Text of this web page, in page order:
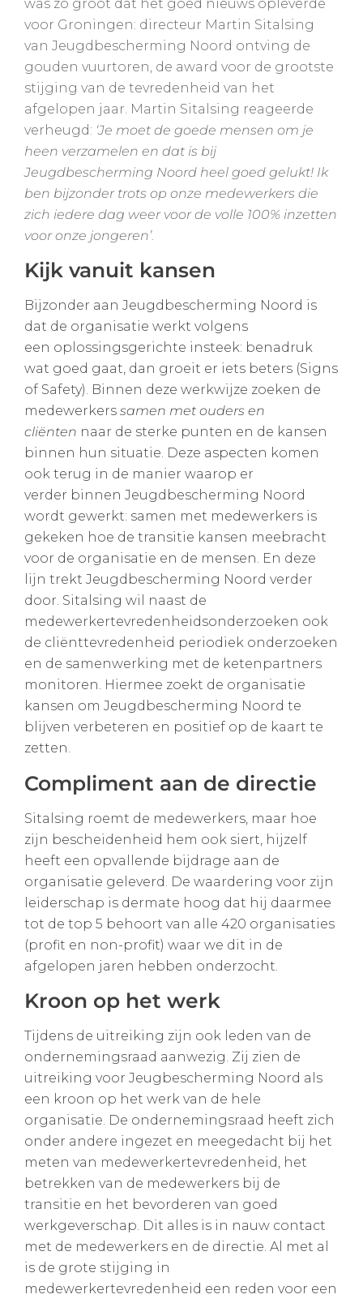
was zo groot dat het goed nieuws opleverde
voor Groningen: directeur Martin Sitalsing
van Jeugdbescherming Noord ontving de
gouden vuurtoren, de award voor de grootste
stijging van de tevredenheid van het
afgelopen jaar. Martin Sitalsing reageerde
verheugd: ‘Je moet de goede mensen om je
heen verzamelen en dat is bij
Jeugdbescherming Noord heel goed gelukt! Ik
ben bijzonder trots op onze medewerkers die
zich iedere dag weer voor de volle 100% inzetten
voor onze jongeren’.
Kijk vanuit kansen
Bijzonder aan Jeugdbescherming Noord is
dat de organisatie werkt volgens
een oplossingsgerichte insteek: benadruk
wat goed gaat, dan groeit er iets beters (Signs
of Safety). Binnen deze werkwijze zoeken de
medewerkers samen met ouders en
cliënten naar de sterke punten en de kansen
binnen hun situatie. Deze aspecten komen
ook terug in de manier waarop er
verder binnen Jeugdbescherming Noord
wordt gewerkt: samen met medewerkers is
gekeken hoe de transitie kansen meebracht
voor de organisatie en de mensen. En deze
lijn trekt Jeugdbescherming Noord verder
door. Sitalsing wil naast de
medewerkertevredenheidsonderzoeken ook
de cliënttevredenheid periodiek onderzoeken
en de samenwerking met de ketenpartners
monitoren. Hiermee zoekt de organisatie
kansen om Jeugdbescherming Noord te
blijven verbeteren en positief op de kaart te
zetten.
Compliment aan de directie
Sitalsing roemt de medewerkers, maar hoe
zijn bescheidenheid hem ook siert, hijzelf
heeft een opvallende bijdrage aan de
organisatie geleverd. De waardering voor zijn
leiderschap is dermate hoog dat hij daarmee
tot de top 5 behoort van alle 420 organisaties
(profit en non-profit) waar we dit in de
afgelopen jaren hebben onderzocht.
Kroon op het werk
Tijdens de uitreiking zijn ook leden van de
ondernemingsraad aanwezig. Zij zien de
uitreiking voor Jeugbescherming Noord als
een kroon op het werk van de hele
organisatie. De ondernemingsraad heeft zich
onder andere ingezet en meegedacht bij het
meten van medewerkertevredenheid, het
betrekken van de medewerkers bij de
transitie en het bevorderen van goed
werkgeverschap. Dit alles is in nauw contact
met de medewerkers en de directie. Al met al
is de grote stijging in
medewerkertevredenheid een reden voor een